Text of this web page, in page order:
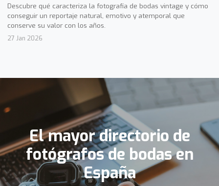
Descubre qué caracteriza la fotografía de bodas vintage y cómo
conseguir un reportaje natural, emotivo y atemporal que
conserve su valor con los años.
27 Jan 2026
El mayor directorio de
fotógrafos de bodas en
España